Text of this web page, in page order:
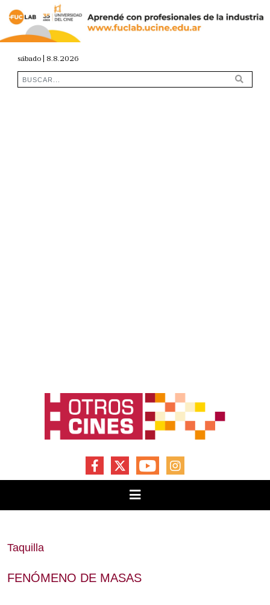
sábado | 8.8.2026
FACEBOOKYOUTUBEINSTAGRAM
Taquilla
FENÓMENO DE MASAS